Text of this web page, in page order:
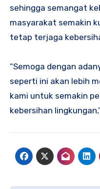
sehingga semangat
masyarakat semakin
tetap terjaga
“Semoga dengan
seperti ini akan lebih
kami untuk semakin
kebersihan